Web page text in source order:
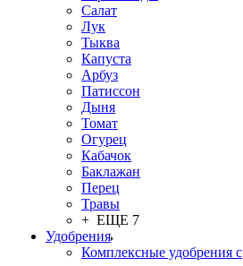
Салат
Лук
Тыква
Капуста
Арбуз
Патиссон
Дыня
Томат
Огурец
Кабачок
Баклажан
Перец
Травы
+ ЕЩЕ 7
Удобрения
Комплексные удобрения с